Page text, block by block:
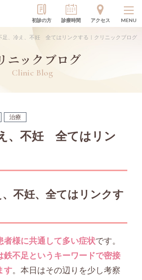
初診の方 診療時間 アクセス MENU
足、冷え、不妊 全てはリンクする｜クリニックブログ
ニックブログ
Clinic Blog
治療
、不妊 全てはリン
不妊、全てはリンクす
者様に共通して多い症状です。
鉄不足というキーワードで密接
す。本日はその辺りを少し考察